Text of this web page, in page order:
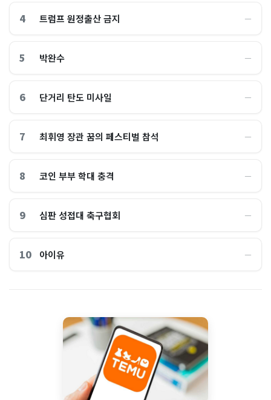
4 트럼프 원정출산 금지 ―
5 박완수 ―
6 단거리 탄도 미사일 ―
7 최휘영 장관 꿈의 페스티벌 참석 ―
8 코인 부부 학대 충격 ―
9 심판 성접대 축구협회 ―
10 아이유 ―